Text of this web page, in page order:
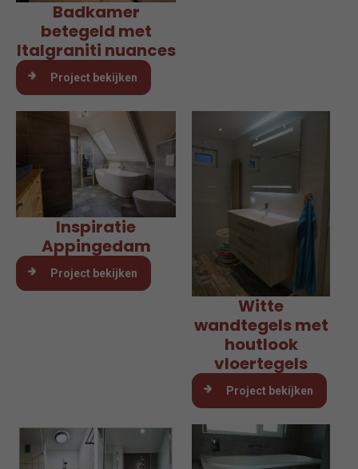
Badkamer
betegeld met
Italgraniti nuances
Project bekijken
Inspiratie
Appingedam
Project bekijken
Witte
wandtegels met
houtlook
vloertegels
Project bekijken